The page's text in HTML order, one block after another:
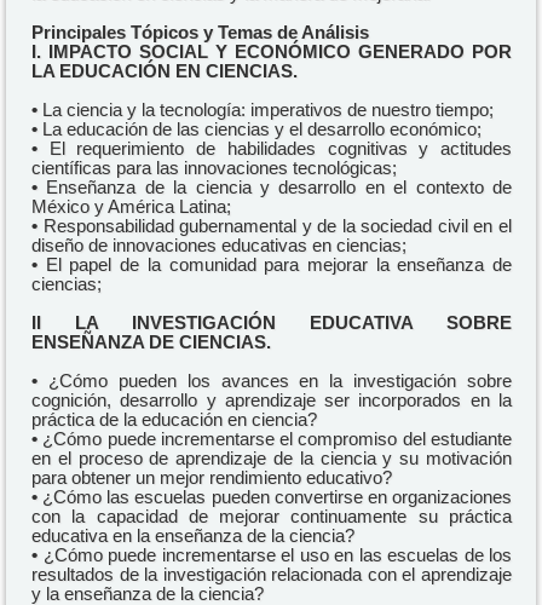
Principales Tópicos y Temas de Análisis
I. IMPACTO SOCIAL Y ECONÓMICO GENERADO POR
LA EDUCACIÓN EN CIENCIAS.
• La ciencia y la tecnología: imperativos de nuestro tiempo;
• La educación de las ciencias y el desarrollo económico;
• El requerimiento de habilidades cognitivas y actitudes
científicas para las innovaciones tecnológicas;
• Enseñanza de la ciencia y desarrollo en el contexto de
México y América Latina;
• Responsabilidad gubernamental y de la sociedad civil en el
diseño de innovaciones educativas en ciencias;
• El papel de la comunidad para mejorar la enseñanza de
ciencias;
II LA INVESTIGACIÓN EDUCATIVA SOBRE
ENSEÑANZA DE CIENCIAS.
• ¿Cómo pueden los avances en la investigación sobre
cognición, desarrollo y aprendizaje ser incorporados en la
práctica de la educación en ciencia?
• ¿Cómo puede incrementarse el compromiso del estudiante
en el proceso de aprendizaje de la ciencia y su motivación
para obtener un mejor rendimiento educativo?
• ¿Cómo las escuelas pueden convertirse en organizaciones
con la capacidad de mejorar continuamente su práctica
educativa en la enseñanza de la ciencia?
• ¿Cómo puede incrementarse el uso en las escuelas de los
resultados de la investigación relacionada con el aprendizaje
y la enseñanza de la ciencia?